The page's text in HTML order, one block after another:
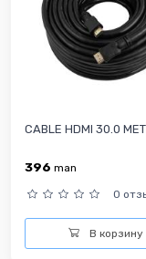
CABLE HDMI 30.0
396 man
0
В корзину